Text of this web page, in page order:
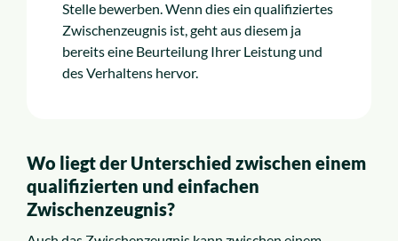
Stelle bewerben. Wenn dies ein qualifiziertes
Zwischenzeugnis ist, geht aus diesem ja
bereits eine Beurteilung Ihrer Leistung und
des Verhaltens hervor.
Wo liegt der Unterschied zwischen einem
qualifizierten und einfachen
Zwischenzeugnis?